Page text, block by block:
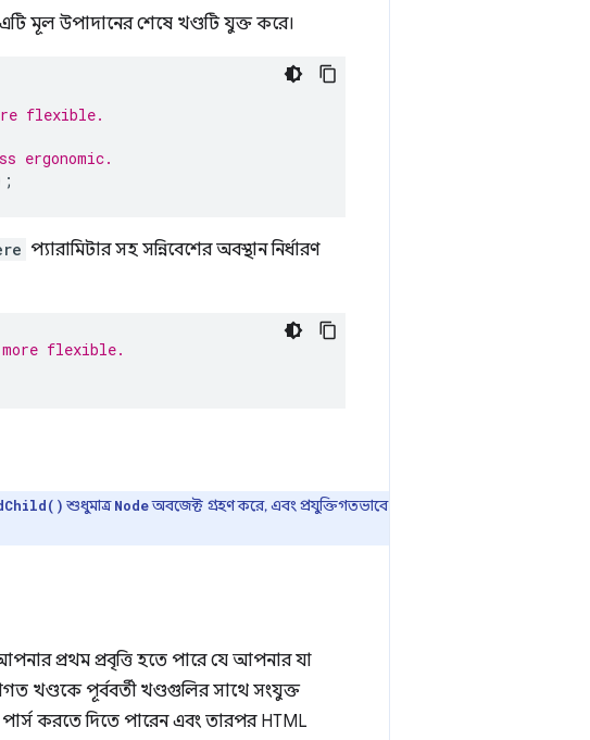
মূল উপাদানের শেষে খণ্ডটি যুক্ত করে।
flexible.
ergonomic.
প্যারামিটার সহ সন্নিবেশের অবস্থান নির্ধারণ
flexible.
শুধুমাত্রNodeঅবজেক্ট গ্রহণ করে, এবং প্রযুক্তিগতভাবে
প্রথম প্রবৃত্তি হতে পারে যে আপনার যা
খণ্ডকে পূর্ববর্তী খণ্ডগুলির সাথে সংযুক্ত
করতে দিতে পারেন এবং তারপর HTML